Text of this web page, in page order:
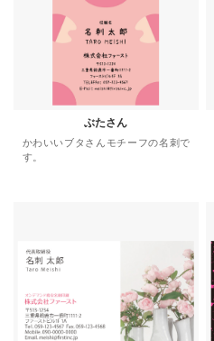
ぶたさん
かわいいブタさんモチーフの名刺で
す。